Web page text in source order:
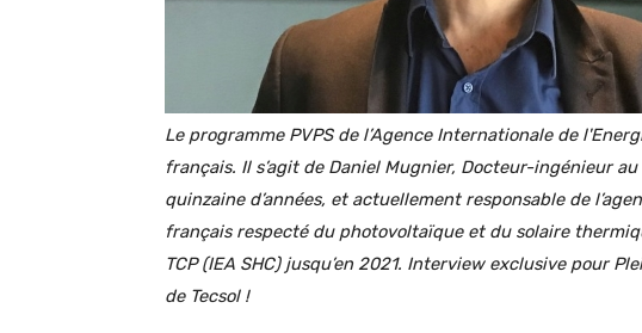
Le programme PVPS de l’Agence Internationale de
français. Il s’agit de Daniel Mugnier, Docteur-ingénieur
quinzaine d’années, et actuellement responsable de
français respecté du photovoltaïque et du solaire
TCP (IEA SHC) jusqu’en 2021. Interview exclusive pour
de Tecsol !